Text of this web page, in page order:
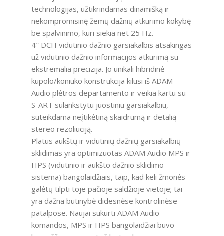
technologijas, užtikrindamas dinamišką ir
nekompromisinę žemų dažnių atkūrimo kokybę
be spalvinimo, kuri siekia net 25 Hz.
4″ DCH vidutinio dažnio garsiakalbis atsakingas
už vidutinio dažnio informacijos atkūrimą su
ekstremalia precizija. Jo unikali hibridinė
kupolo/koniuko konstrukcija kilusi iš ADAM
Audio plėtros departamento ir veikia kartu su
S-ART sulankstytu juostiniu garsiakalbiu,
suteikdama neįtikėtiną skaidrumą ir detalią
stereo rezoliuciją.
Platus aukštų ir vidutinių dažnių garsiakalbių
sklidimas yra optimizuotas ADAM Audio MPS ir
HPS (vidutinio ir aukšto dažnio sklidimo
sistema) bangolaidžiais, taip, kad keli žmonės
galėtų tilpti toje pačioje saldžioje vietoje; tai
yra dažna būtinybė didesnėse kontrolinėse
patalpose. Naujai sukurti ADAM Audio
komandos, MPS ir HPS bangolaidžiai buvo